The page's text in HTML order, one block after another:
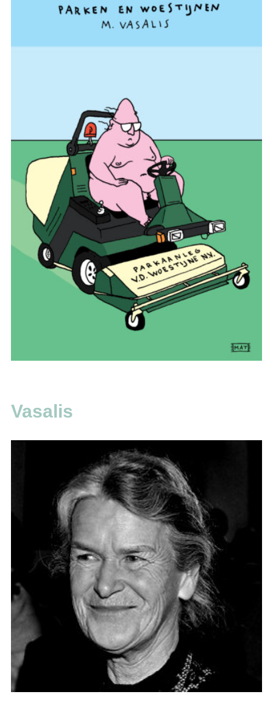
Vasalis